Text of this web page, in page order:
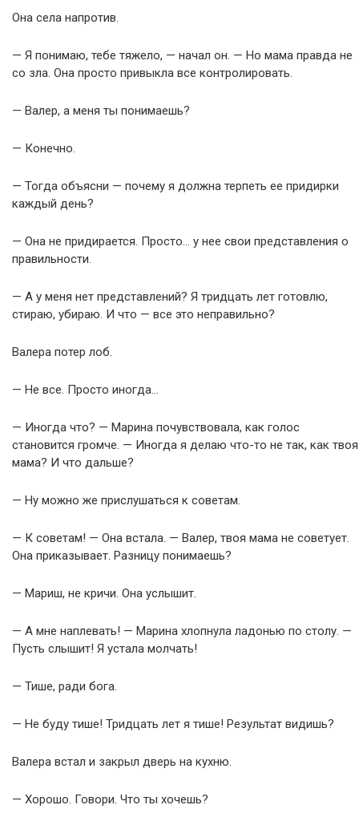
Она села напротив.
— Я понимаю, тебе тяжело, — начал он. — Но мама правда не
со зла. Она просто привыкла все контролировать.
— Валер, а меня ты понимаешь?
— Конечно.
— Тогда объясни — почему я должна терпеть ее придирки
каждый день?
— Она не придирается. Просто… у нее свои представления о
правильности.
— А у меня нет представлений? Я тридцать лет готовлю,
стираю, убираю. И что — все это неправильно?
Валера потер лоб.
— Не все. Просто иногда…
— Иногда что? — Марина почувствовала, как голос
становится громче. — Иногда я делаю что-то не так, как твоя
мама? И что дальше?
— Ну можно же прислушаться к советам.
— К советам! — Она встала. — Валер, твоя мама не советует.
Она приказывает. Разницу понимаешь?
— Мариш, не кричи. Она услышит.
— А мне наплевать! — Марина хлопнула ладонью по столу. —
Пусть слышит! Я устала молчать!
— Тише, ради бога.
— Не буду тише! Тридцать лет я тише! Результат видишь?
Валера встал и закрыл дверь на кухню.
— Хорошо. Говори. Что ты хочешь?